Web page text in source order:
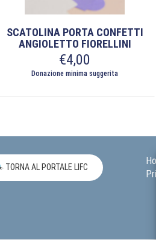
SCATOLINA PORTA CONFETTI
ANGIOLETTO FIORELLINI
€4,00
Donazione minima suggerita
Questo
più
Le
TORNA AL PORTALE LIFC